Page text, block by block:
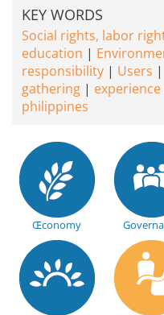
KEY WORDS
Social rights, labor
education
responsibility
Users
gathering
philippines
Œconomy